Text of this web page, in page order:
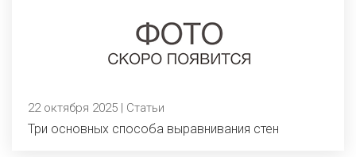
22 октября 2025 | Статьи
Три основных способа выравнивания стен